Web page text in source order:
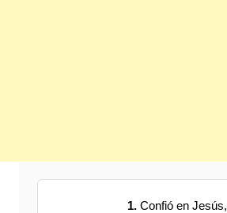
1. Confió en Jesús,